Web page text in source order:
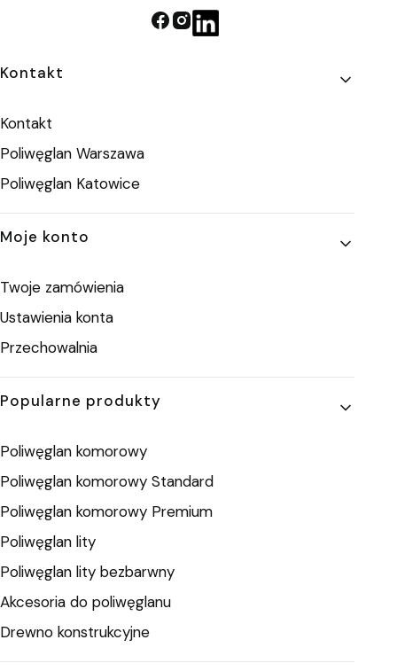
Linki w stopce
Kontakt
Kontakt
Poliwęglan Warszawa
Poliwęglan Katowice
Moje konto
Twoje zamówienia
Ustawienia konta
Przechowalnia
Popularne produkty
Poliwęglan komorowy
Poliwęglan komorowy Standard
Poliwęglan komorowy Premium
Poliwęglan lity
Poliwęglan lity bezbarwny
Akcesoria do poliwęglanu
Drewno konstrukcyjne